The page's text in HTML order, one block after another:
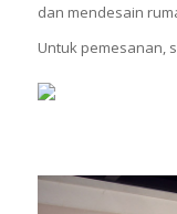
dan mendesain
Untuk pemesanan,